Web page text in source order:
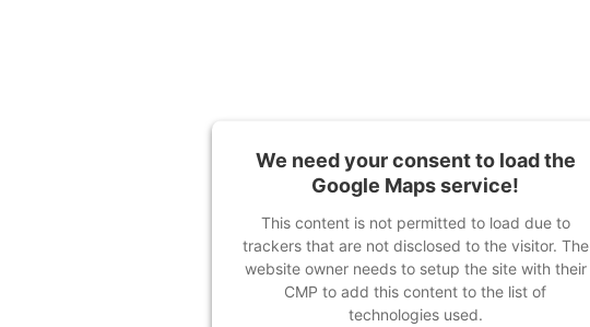
We need your consent to load the
Google Maps service!
This content is not permitted to load due to
trackers that are not disclosed to the visitor. The
website owner needs to setup the site with their
CMP to add this content to the list of
technologies used.